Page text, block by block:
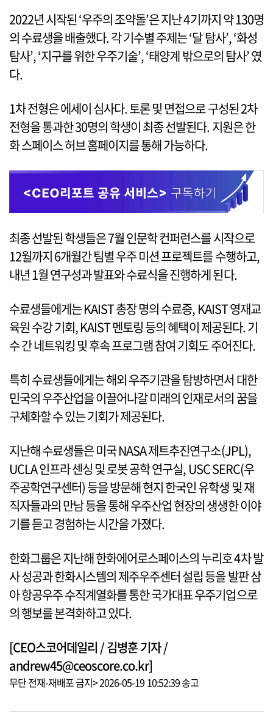
2022년 시작된 ‘우주의 조약돌’은 지난 4기까지 약 130명
의 수료생을 배출했다. 각 기수별 주제는 ‘달 탐사’, ‘화성
탐사’, ‘지구를 위한 우주기술’, ‘태양계 밖으로의 탐사’ 였
다.
1차 전형은 에세이 심사다. 토론 및 면접으로 구성된 2차
전형을 통과한 30명의 학생이 최종 선발된다. 지원은 한
화 스페이스 허브 홈페이지를 통해 가능하다.
최종 선발된 학생들은 7월 인문학 컨퍼런스를 시작으로
12월까지 6개월간 팀별 우주 미션 프로젝트를 수행하고,
내년 1월 연구성과 발표와 수료식을 진행하게 된다.
수료생들에게는 KAIST 총장 명의 수료증, KAIST 영재교
육원 수강 기회, KAIST 멘토링 등의 혜택이 제공된다. 기
수 간 네트워킹 및 후속 프로그램 참여 기회도 주어진다.
특히 수료생들에게는 해외 우주기관을 탐방하면서 대한
민국의 우주산업을 이끌어나갈 미래의 인재로서의 꿈을
구체화할 수 있는 기회가 제공된다.
지난해 수료생들은 미국 NASA 제트추진연구소(JPL),
UCLA 인프라 센싱 및 로봇 공학 연구실, USC SERC(우
주공학연구센터) 등을 방문해 현지 한국인 유학생 및 재
직자들과의 만남 등을 통해 우주산업 현장의 생생한 이야
기를 듣고 경험하는 시간을 가졌다.
한화그룹은 지난해 한화에어로스페이스의 누리호 4차 발
사 성공과 한화시스템의 제주우주센터 설립 등을 발판 삼
아 항공우주 수직계열화를 통한 국가대표 우주기업으로
의 행보를 본격화하고 있다.
[CEO스코어데일리 / 김병훈 기자 /
andrew45@ceoscore.co.kr]
무단 전재-재배포 금지> 2026-05-19 10:52:39 송고